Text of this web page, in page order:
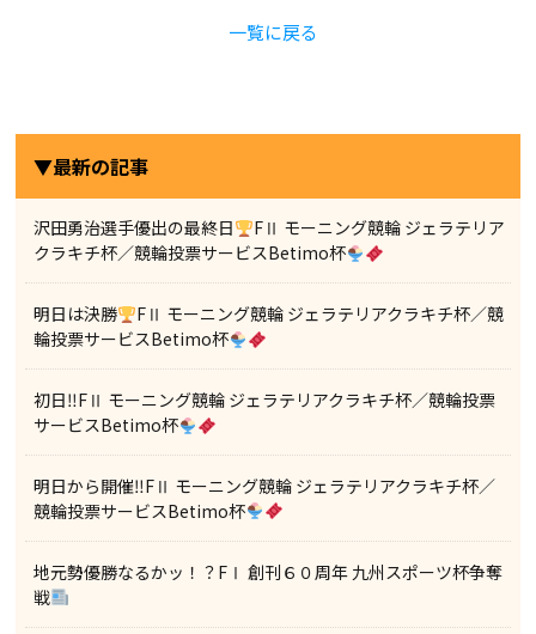
▼最新の記事
沢田勇治選手優出の最終日
FⅡ モーニング競輪 ジェラテリア
クラキチ杯／競輪投票サービスBetimo杯
明日は決勝
FⅡ モーニング競輪 ジェラテリアクラキチ杯／競
輪投票サービスBetimo杯
初日‼FⅡ モーニング競輪 ジェラテリアクラキチ杯／競輪投票
サービスBetimo杯
明日から開催‼FⅡ モーニング競輪 ジェラテリアクラキチ杯／
競輪投票サービスBetimo杯
地元勢優勝なるかッ！？FⅠ 創刊６０周年 九州スポーツ杯争奪
戦
一覧に戻る